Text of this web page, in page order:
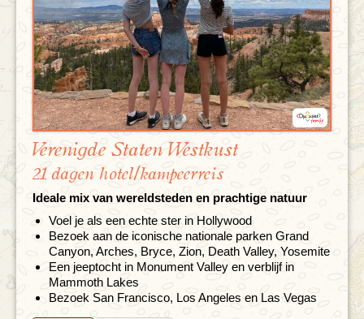
Verenigde Staten Westkust
21 dagen hotel/kampeerreis
Ideale mix van wereldsteden en prachtige natuur
Voel je als een echte ster in Hollywood
Bezoek aan de iconische nationale parken Grand
Canyon, Arches, Bryce, Zion, Death Valley, Yosemite
Een jeeptocht in Monument Valley en verblijf in
Mammoth Lakes
Bezoek San Francisco, Los Angeles en Las Vegas